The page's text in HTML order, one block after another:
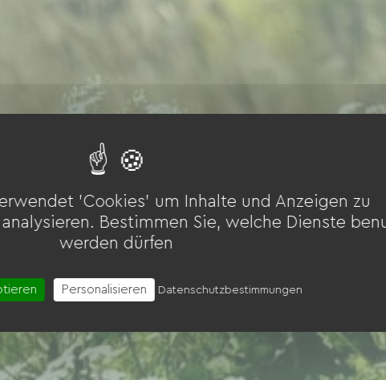
'Cookies' um Inhalte und Anzeigen zu
Bestimmen Sie, welche Dienste
werden dürfen
Personalisieren Datenschutzbestimmungen